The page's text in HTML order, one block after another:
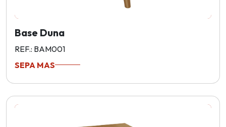
Base Duna
REF.: BAM001
SEPA MAS